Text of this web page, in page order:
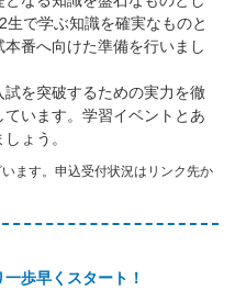
で学ぶ知識を確実なものと
番へ向けた準備を行いまし
を突破するための実力を徹
います。学習イベントとあ
ょう。
ます。申込受付状況はリンク先か
歩早くスタート！